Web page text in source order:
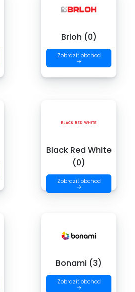
Brloh (0)
Zobraziť obchod
→
Black Red White
(0)
Zobraziť obchod
→
Bonami (3)
Zobraziť obchod
→